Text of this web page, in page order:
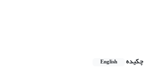
چکیده
English